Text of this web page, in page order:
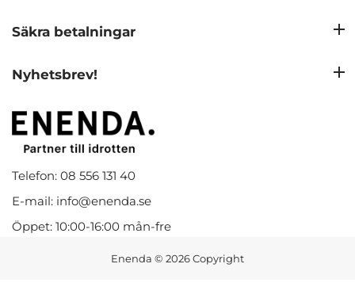
Telefon: 08 556 131 40
E-mail: info@enenda.se
Öppet: 10:00-16:00 mån-fre
Säkra betalningar
Nyhetsbrev!
Enenda © 2026 Copyright